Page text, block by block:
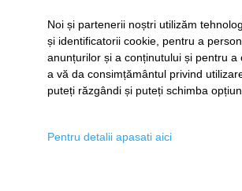
Noi și partenerii noștri utilizăm
și identificatorii cookie, pentru a
anunțurilor și a conținutului și pentru
a vă da consimțământul privind
puteți răzgândi și puteți schimba
Pentru detalii apasati aici